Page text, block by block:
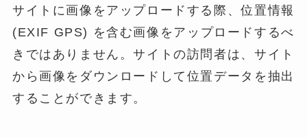
サイトに画像をアップロードする際、位置情報
(EXIF GPS) を含む画像をアップロードするべ
きではありません。サイトの訪問者は、サイト
から画像をダウンロードして位置データを抽出
することができます。